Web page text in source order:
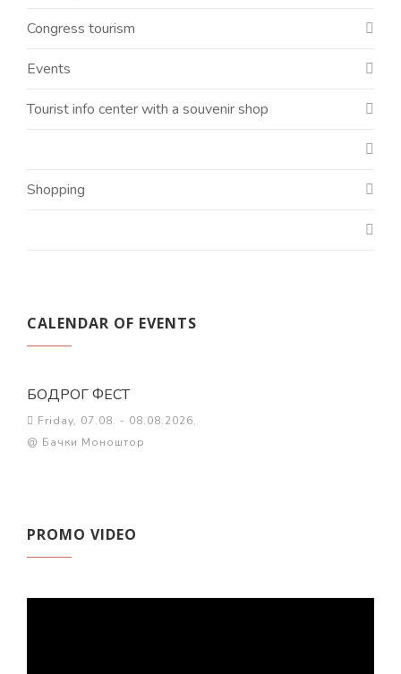
Congress tourism
Events
Tourist info center with a souvenir shop
Shopping
CALENDAR OF EVENTS
БОДРОГ ФЕСТ
Friday, 07.08. - 08.08.2026.
@ Бачки Моноштор
PROMO VIDEO